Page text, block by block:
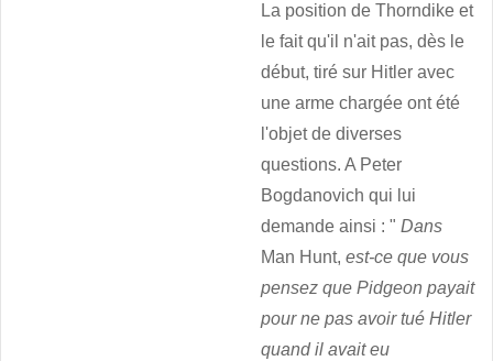
La position de Thorndike et
le fait qu'il n'ait pas, dès le
début, tiré sur Hitler avec
une arme chargée ont été
l'objet de diverses
questions. A Peter
Bogdanovich qui lui
demande ainsi : " Dans
Man Hunt, est-ce que vous
pensez que Pidgeon payait
pour ne pas avoir tué Hitler
quand il avait eu